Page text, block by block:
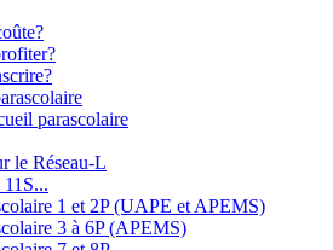
parascolaire
le Réseau-L
11S...
1 et 2P (UAPE et APEMS)
3 à 6P (APEMS)